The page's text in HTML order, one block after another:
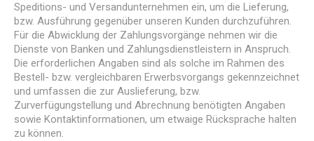
Speditions- und Versandunternehmen ein, um die Lieferung,
bzw. Ausführung gegenüber unseren Kunden durchzuführen.
Für die Abwicklung der Zahlungsvorgänge nehmen wir die
Dienste von Banken und Zahlungsdienstleistern in Anspruch.
Die erforderlichen Angaben sind als solche im Rahmen des
Bestell- bzw. vergleichbaren Erwerbsvorgangs gekennzeichnet
und umfassen die zur Auslieferung, bzw.
Zurverfügungstellung und Abrechnung benötigten Angaben
sowie Kontaktinformationen, um etwaige Rücksprache halten
zu können.